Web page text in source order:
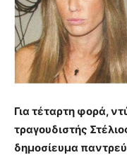
Για τέταρτη φορά,
τραγουδιστής
δημοσίευμα